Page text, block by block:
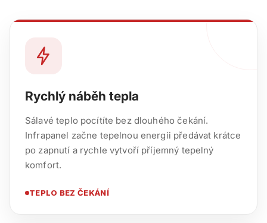
Rychlý náběh tepla
Sálavé teplo pocítíte bez dlouhého čekání.
Infrapanel začne tepelnou energii předávat krátce
po zapnutí a rychle vytvoří příjemný tepelný
komfort.
TEPLO BEZ ČEKÁNÍ